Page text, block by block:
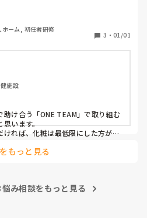
ーム, 初任者研修
3 ・ 01/01
施設
け合う「ONE TEAM」で取り組む
思います。
れば、化粧は最低限にした方がい
もっと見る
悩み相談をもっと見る